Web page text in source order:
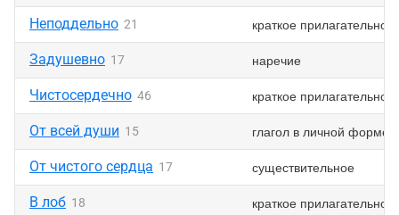
Неподдельно 21 краткое прилагательное
Задушевно 17 наречие
Чистосердечно 46 краткое прилагательное
От всей души 15 глагол в личной форме
От чистого сердца 17 существительное
В лоб 18 краткое прилагательное